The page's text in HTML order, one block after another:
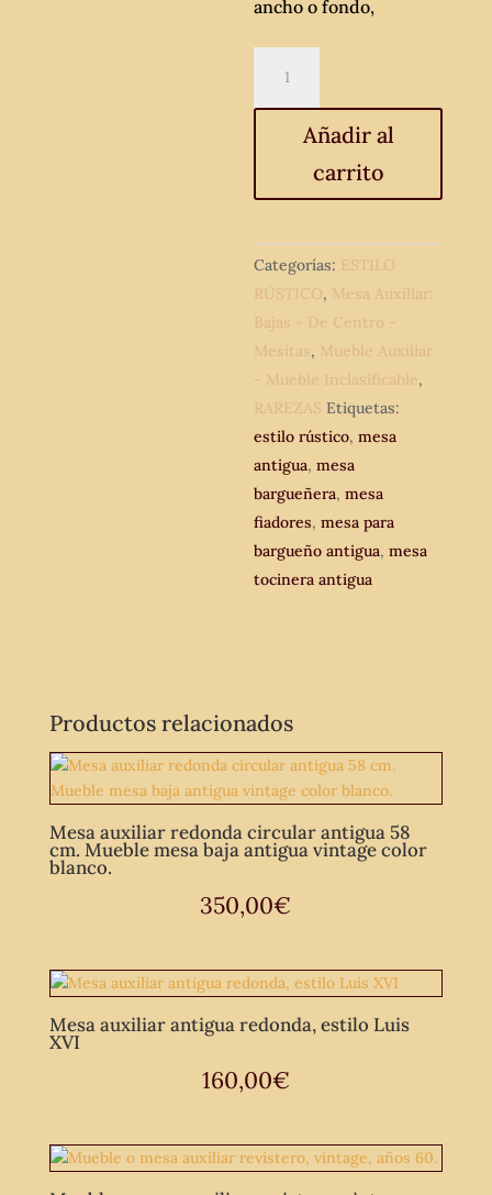
ancho o fondo,
antigua
para
bargueño
hierro.
XVIII-
XIX
circa.
Mesa
tocinera
antigua
Mesa
auxiliar.
cantidad
Añadir al
carrito
Categorías: ESTILO
RÚSTICO, Mesa Auxiliar:
Bajas - De Centro -
Mesitas, Mueble Auxiliar
- Mueble Inclasificable,
RAREZAS Etiquetas:
estilo rústico,mesa
antigua,mesa
bargueñera,mesa
fiadores,mesa para
bargueño antigua,mesa
tocinera antigua
Productos relacionados
Mesa auxiliar redonda circular antigua 58
cm. Mueble mesa baja antigua vintage color
blanco.
350,00€
Mesa auxiliar antigua redonda, estilo Luis
XVI
160,00€